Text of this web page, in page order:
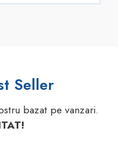
Seller
bazat pe vanzari.